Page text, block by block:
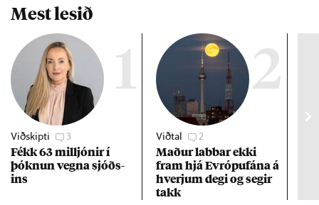
Mest lesið
1
Viðskipti 3
Fékk 63 millj­ón­ir í
þókn­un vegna sjóðs­
ins
2
Viðtal 2
Mað­ur labb­ar ekki
fram hjá Evr­ópuf­ána á
hverj­um degi og seg­ir
takk